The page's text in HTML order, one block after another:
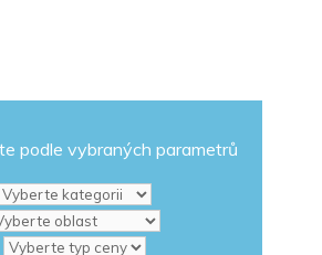
podle vybraných parametrů